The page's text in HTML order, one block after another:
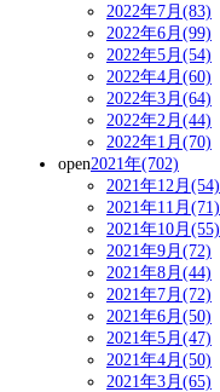
2022年7月(83)
2022年6月(99)
2022年5月(54)
2022年4月(60)
2022年3月(64)
2022年2月(44)
2022年1月(70)
open2021年(702)
2021年12月(54)
2021年11月(71)
2021年10月(55)
2021年9月(72)
2021年8月(44)
2021年7月(72)
2021年6月(50)
2021年5月(47)
2021年4月(50)
2021年3月(65)